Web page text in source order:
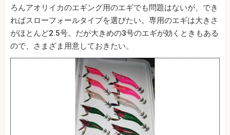
ろんアオリイカのエギング用のエギでも問題はないが、でき
ればスローフォールタイプを選びたい。専用のエギは大きさ
がほとんど2.5号。だが大きめの3号のエギが効くときもある
ので、さまざま用意しておきたい。